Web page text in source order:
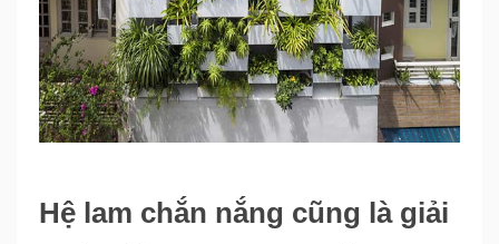
Hệ lam chắn nắng cũng là giải